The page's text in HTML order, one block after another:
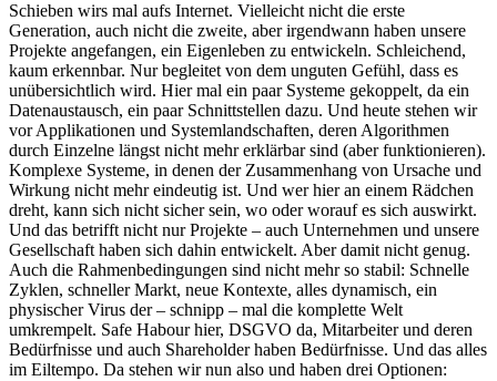
Schieben wirs mal aufs Internet. Vielleicht nicht die erste
Generation, auch nicht die zweite, aber irgendwann haben unsere
Projekte angefangen, ein Eigenleben zu entwickeln. Schleichend,
kaum erkennbar. Nur begleitet von dem unguten Gefühl, dass es
unübersichtlich wird. Hier mal ein paar Systeme gekoppelt, da ein
Datenaustausch, ein paar Schnittstellen dazu. Und heute stehen wir
vor Applikationen und Systemlandschaften, deren Algorithmen
durch Einzelne längst nicht mehr erklärbar sind (aber funktionieren).
Komplexe Systeme, in denen der Zusammenhang von Ursache und
Wirkung nicht mehr eindeutig ist. Und wer hier an einem Rädchen
dreht, kann sich nicht sicher sein, wo oder worauf es sich auswirkt.
Und das betrifft nicht nur Projekte – auch Unternehmen und unsere
Gesellschaft haben sich dahin entwickelt. Aber damit nicht genug.
Auch die Rahmenbedingungen sind nicht mehr so stabil: Schnelle
Zyklen, schneller Markt, neue Kontexte, alles dynamisch, ein
physischer Virus der – schnipp – mal die komplette Welt
umkrempelt. Safe Habour hier, DSGVO da, Mitarbeiter und deren
Bedürfnisse und auch Shareholder haben Bedürfnisse. Und das alles
im Eiltempo. Da stehen wir nun also und haben drei Optionen: